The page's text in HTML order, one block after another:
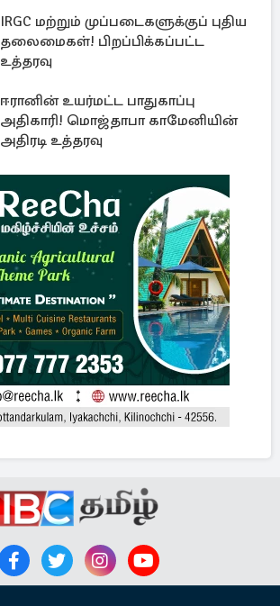
IRGC மற்றும் முப்படைகளுக்குப் புதிய
தலைமைகள்! பிறப்பிக்கப்பட்ட
உத்தரவு
ஈரானின் உயர்மட்ட பாதுகாப்பு
அதிகாரி! மொஜ்தாபா காமேனியின்
அதிரடி உத்தரவு